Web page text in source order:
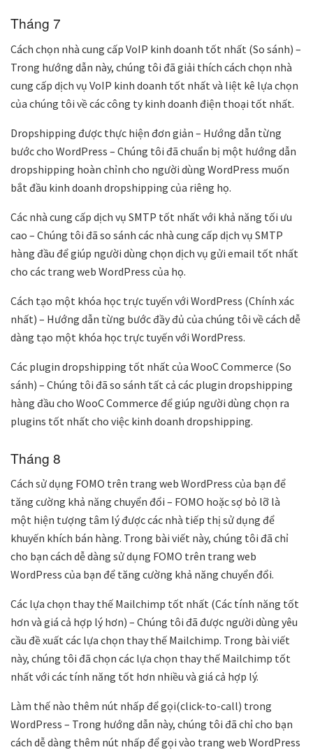
Tháng 7
Cách chọn nhà cung cấp VoIP kinh doanh tốt nhất (So sánh) –
Trong hướng dẫn này, chúng tôi đã giải thích cách chọn nhà
cung cấp dịch vụ VoIP kinh doanh tốt nhất và liệt kê lựa chọn
của chúng tôi về các công ty kinh doanh điện thoại tốt nhất.
Dropshipping được thực hiện đơn giản – Hướng dẫn từng
bước cho WordPress – Chúng tôi đã chuẩn bị một hướng dẫn
dropshipping hoàn chỉnh cho người dùng WordPress muốn
bắt đầu kinh doanh dropshipping của riêng họ.
Các nhà cung cấp dịch vụ SMTP tốt nhất với khả năng tối ưu
cao – Chúng tôi đã so sánh các nhà cung cấp dịch vụ SMTP
hàng đầu để giúp người dùng chọn dịch vụ gửi email tốt nhất
cho các trang web WordPress của họ.
Cách tạo một khóa học trực tuyến với WordPress (Chính xác
nhất) – Hướng dẫn từng bước đầy đủ của chúng tôi về cách dễ
dàng tạo một khóa học trực tuyến với WordPress.
Các plugin dropshipping tốt nhất của WooC Commerce (So
sánh) – Chúng tôi đã so sánh tất cả các plugin dropshipping
hàng đầu cho WooC Commerce để giúp người dùng chọn ra
plugins tốt nhất cho việc kinh doanh dropshipping.
Tháng 8
Cách sử dụng FOMO trên trang web WordPress của bạn để
tăng cường khả năng chuyển đổi – FOMO hoặc sợ bỏ lỡ là
một hiện tượng tâm lý được các nhà tiếp thị sử dụng để
khuyến khích bán hàng. Trong bài viết này, chúng tôi đã chỉ
cho bạn cách dễ dàng sử dụng FOMO trên trang web
WordPress của bạn để tăng cường khả năng chuyển đổi.
Các lựa chọn thay thế Mailchimp tốt nhất (Các tính năng tốt
hơn và giá cả hợp lý hơn) – Chúng tôi đã được người dùng yêu
cầu đề xuất các lựa chọn thay thế Mailchimp. Trong bài viết
này, chúng tôi đã chọn các lựa chọn thay thế Mailchimp tốt
nhất với các tính năng tốt hơn nhiều và giá cả hợp lý.
Làm thế nào thêm nút nhấp để gọi(click-to-call) trong
WordPress – Trong hướng dẫn này, chúng tôi đã chỉ cho bạn
cách dễ dàng thêm nút nhấp để gọi vào trang web WordPress